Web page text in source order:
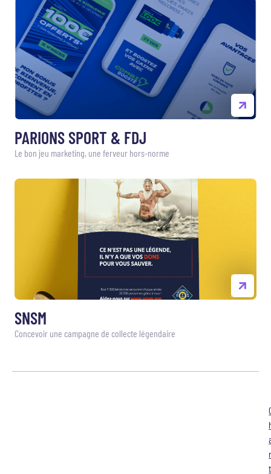
PARIONS SPORT & FDJ
Le bon jeu marketing, une ferveur hors-norme
SNSM
Concevoir une campagne de collecte légendaire
t